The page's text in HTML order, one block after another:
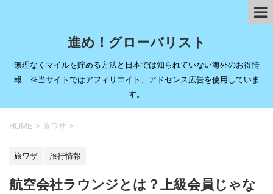
進め！グローバリスト
無理なくマイルを貯める方法と日本では知られていない海外のお得情
報 ※当サイトではアフィリエイト、アドセンス広告を使用していま
す。
HOME > 旅ワザ >
旅ワザ 旅行情報
航空会社ラウンジとは？上級会員じゃな